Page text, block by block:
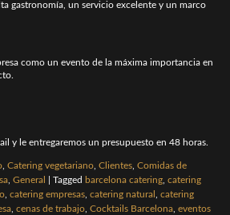
gastronomía, un servicio excelente y un marco
como un evento de la máxima importancia en
y le entregaremos un presupuesto en 48 horas.
, Catering vegetariano, Clientes, Comidas de
, General Tagged barcelona catering, catering
, catering empresas, catering natural , catering
, cenas de trabajo, Cocktails Barcelona, eventos